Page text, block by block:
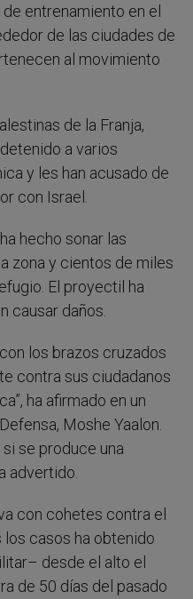
entrenamiento en el
de las ciudades de
al movimiento
de la Franja,
a varios
y les han acusado de
con Israel.
hecho sonar las
zona y cientos de miles
El proyectil ha
causar daños.
los brazos cruzados
contra sus ciudadanos
ha afirmado en un
Moshe Yaalon.
si se produce una
advertido.
con cohetes contra el
casos ha obtenido
desde el alto el
de 50 días del pasado